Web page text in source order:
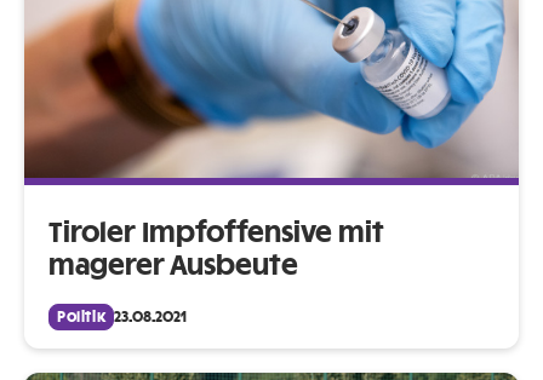
Tiroler Impfoffensive mit
magerer Ausbeute
Politik 23.08.2021